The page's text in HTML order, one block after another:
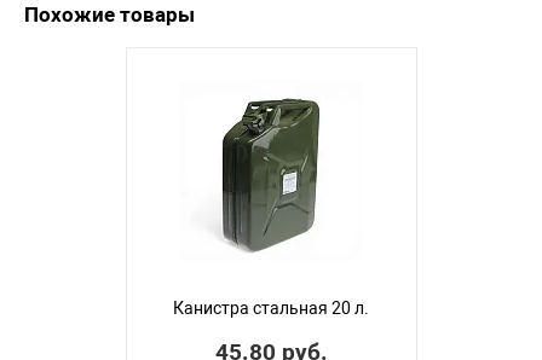
Похожие товары
Канистра стальная 20 л.
45.80 руб.